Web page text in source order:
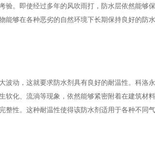
验。即使经过多年的风吹雨打，防水层依然能够
够在各种恶劣的自然环境下长期保持良好的防水
动，这就要求防水剂具有良好的耐温性。科洛
软化、流淌等现象，依然能够紧密附着在建筑材
整性。这种耐温性使得该防水剂适用于各种不同